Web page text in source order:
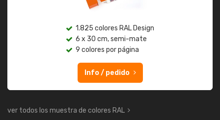
1.825 colores RAL Design
6 x 30 cm, semi-mate
9 colores por página
Info / pedido
ver todos los muestra de colores RAL